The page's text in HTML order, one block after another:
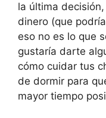
la última
dinero (que
eso no es lo que
gustaría darte
cómo cuidar tus
de dormir para
mayor tiempo